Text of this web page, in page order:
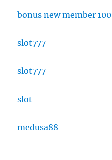
bonus new member 100
slot777
slot777
slot
medusa88